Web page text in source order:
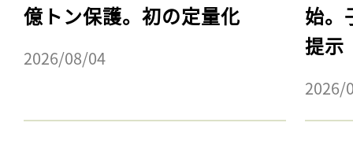
億トン保護。初の定量化
2026/08/04
始。
提示
2026/